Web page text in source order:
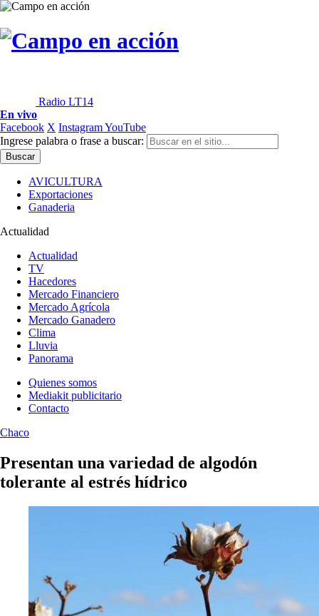
Radio LT14
En vivo
Facebook X InstagramYouTube
Ingrese palabra o frase a buscar:
AVICULTURA
Exportaciones
Ganaderia
Actualidad
Actualidad
TV
Hacedores
Mercado Financiero
Mercado Agrícola
Mercado Ganadero
Clima
Lluvia
Panorama
Quienes somos
Mediakit publicitario
Contacto
Chaco
Presentan una variedad de algodón
tolerante al estrés hídrico